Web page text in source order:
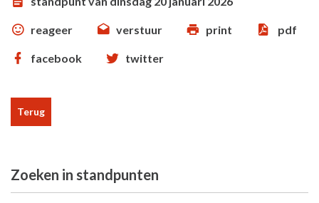
reageer verstuur print pdf
facebook twitter
Terug
Zoeken in standpunten